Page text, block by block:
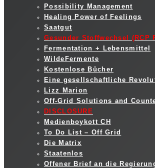
Possibility Management
Healing Power of Feelings
Saatgut
Gesunder Stoffwechsel (RCP
Fermentation + Lebensmittel
WildeFermente
Kostenlose Bücher
Eine gesellschaftliche
Lizz Marion
Off-Grid Solutions and
DISCLOSURE
Medienboykott CH
To Do List – Off Grid
Die Matrix
Staatenlos
Offener Brief an die